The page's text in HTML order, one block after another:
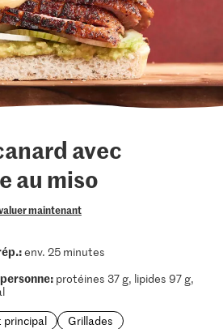
avec
au miso
maintenant
env. 25 minutes
protéines 37 g, lipides 97 g,
principal Grillades